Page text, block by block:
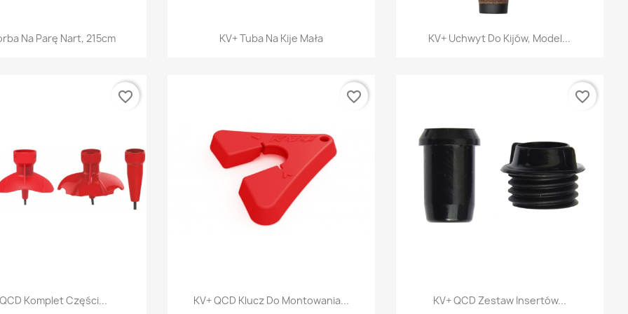
Szybki podgląd
Na Parę Nart, 215cm Szybki podgląd
KV+ Tuba Na Kije Mała Szybki podgląd
KV+ Uchwyt Do Kijów, Model...
Szybki podgląd
Komplet Części...
favorite_border
 Szybki podgląd
KV+ QCD Klucz Do Montowania...
favorite_border
Szybki podgląd
KV+ QCD Zestaw Insertów...
favorite_border